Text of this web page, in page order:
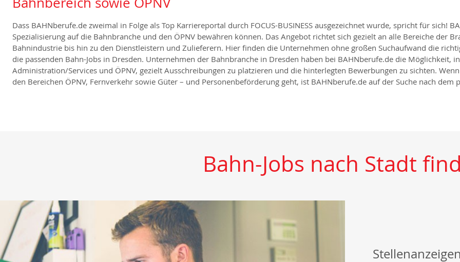
Dass BAHNberufe.de zweimal in Folge als Top Karriereportal durch FOCUS-BUSINESS ausgezeichnet wurde, spricht für sich!
Spezialisierung auf die Bahnbranche und den ÖPNV bewähren können. Das Angebot richtet sich gezielt an alle Bereiche der
Bahnindustrie bis hin zu den Dienstleistern und Zulieferern. Hier finden die Unternehmen ohne großen Suchaufwand die
die passenden Bahn-Jobs in Dresden. Unternehmen der Bahnbranche in Dresden haben bei BAHNberufe.de die Möglichkeit,
Administration/Services und ÖPNV, gezielt Ausschreibungen zu platzieren und die hinterlegten Bewerbungen zu sichten.
den Bereichen ÖPNV, Fernverkehr sowie Güter – und Personenbeförderung geht, ist BAHNberufe.de auf der Suche nach dem
Bahn-Jobs nach Stadt
Stellenanzeigen